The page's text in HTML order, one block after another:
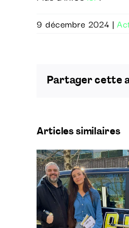
9 décembre 2024 |
Partager cette
Articles similaires
Un
la
Belgique